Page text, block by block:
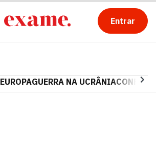
Entrar
EUROPAGUERRA NA UCRÂNIA